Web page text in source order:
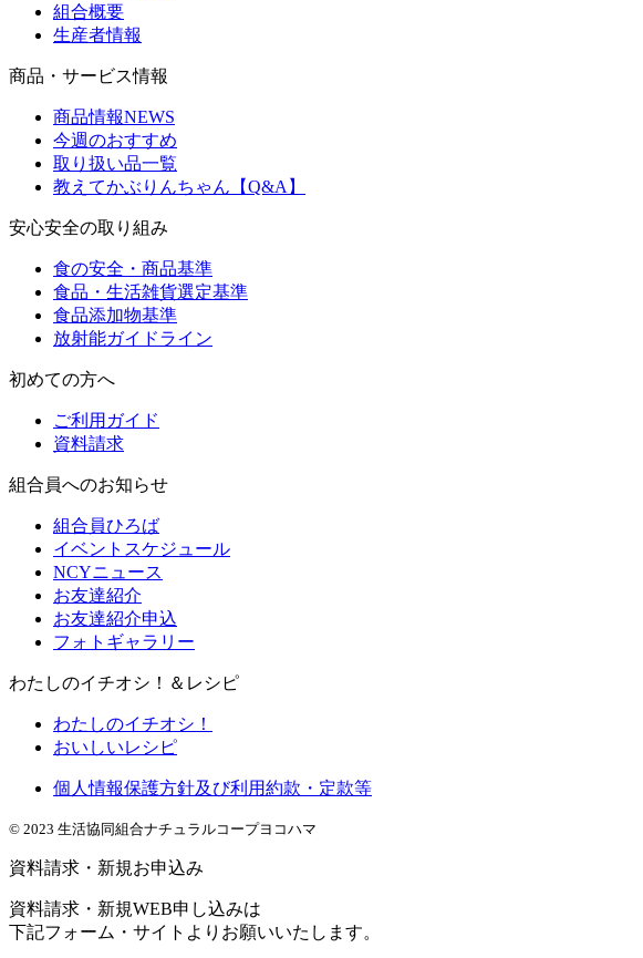
組合概要
生産者情報
商品・サービス情報
商品情報NEWS
今週のおすすめ
取り扱い品一覧
教えてかぶりんちゃん【Q&A】
安心安全の取り組み
食の安全・商品基準
食品・生活雑貨選定基準
食品添加物基準
放射能ガイドライン
初めての方へ
ご利用ガイド
資料請求
組合員へのお知らせ
組合員ひろば
イベントスケジュール
NCYニュース
お友達紹介
お友達紹介申込
フォトギャラリー
わたしのイチオシ！＆レシピ
わたしのイチオシ！
おいしいレシピ
個人情報保護方針及び利用約款・定款等
© 2023 生活協同組合ナチュラルコープヨコハマ
資料請求・新規お申込み
資料請求・新規WEB申し込みは
下記フォーム・サイトよりお願いいたします。